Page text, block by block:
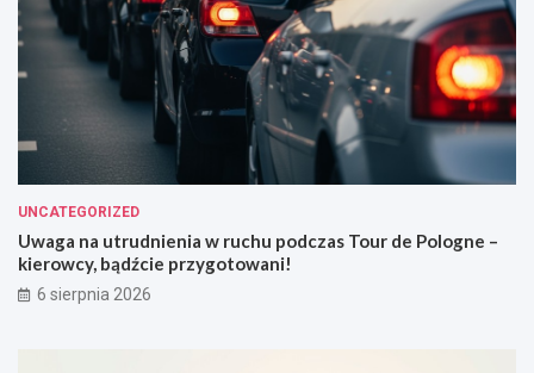
UNCATEGORIZED
Uwaga na utrudnienia w ruchu podczas Tour de Pologne –
kierowcy, bądźcie przygotowani!
6 sierpnia 2026